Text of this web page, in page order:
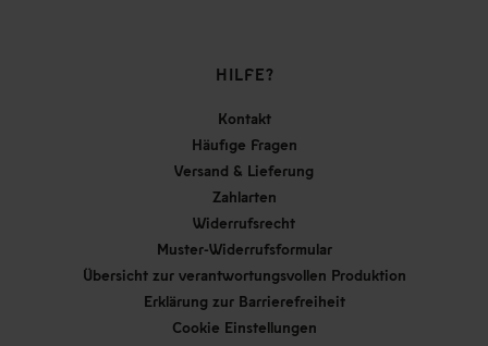
HILFE?
Kontakt
Häufige Fragen
Versand & Lieferung
Zahlarten
Widerrufsrecht
Muster-Widerrufsformular
Übersicht zur verantwortungsvollen Produktion
Erklärung zur Barrierefreiheit
Cookie Einstellungen